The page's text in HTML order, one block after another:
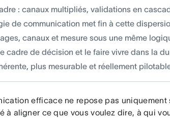
: canaux multipliés, validations en
de communication met fin à cette
canaux et mesure sous une même
cadre de décision et le faire vivre dans la
plus mesurable et réellement
efficace ne repose pas uniquement
à aligner ce que vous voulez dire, à qui